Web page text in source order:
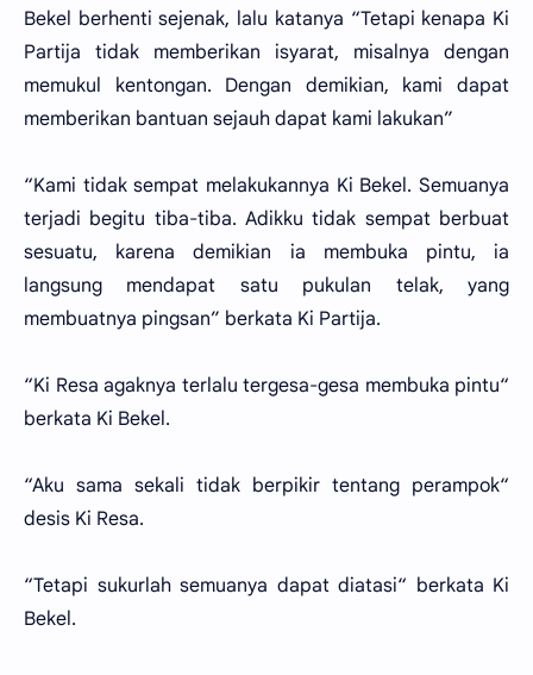
Bekel berhenti sejenak, lalu katanya “Tetapi kenapa Ki
Partija tidak memberikan isyarat, misalnya dengan
memukul kentongan. Dengan demikian, kami dapat
memberikan bantuan sejauh dapat kami lakukan”
“Kami tidak sempat melakukannya Ki Bekel. Semuanya
terjadi begitu tiba-tiba. Adikku tidak sempat berbuat
sesuatu, karena demikian ia membuka pintu, ia
langsung mendapat satu pukulan telak, yang
membuatnya pingsan” berkata Ki Partija.
“Ki Resa agaknya terlalu tergesa-gesa membuka pintu“
berkata Ki Bekel.
“Aku sama sekali tidak berpikir tentang perampok“
desis Ki Resa.
“Tetapi sukurlah semuanya dapat diatasi“ berkata Ki
Bekel.